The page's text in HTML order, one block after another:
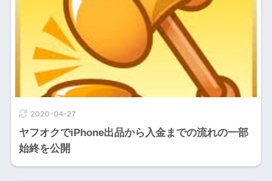
2020-04-27
ヤフオクでiPhone出品から入金までの流れの一部
始終を公開